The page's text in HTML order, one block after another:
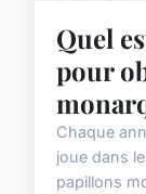
Quel
pour
Chaque
joue dans
papillons